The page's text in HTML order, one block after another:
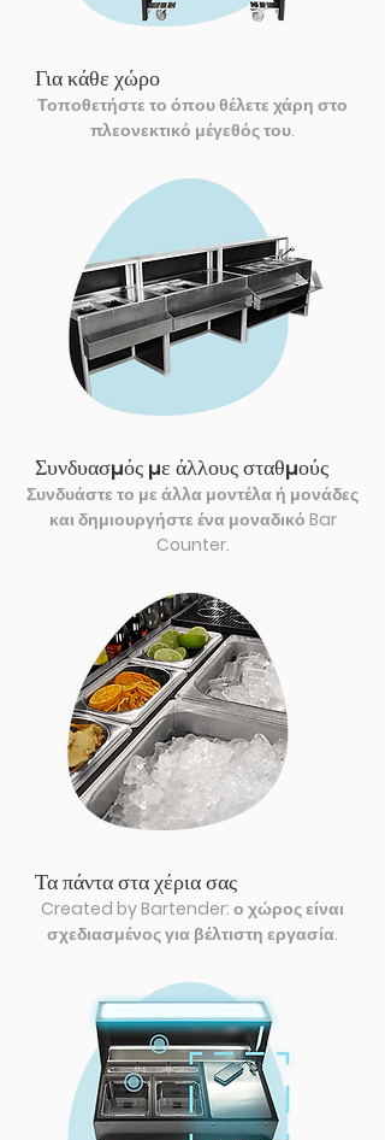
Για κάθε χώρο
Τοποθετήστε το όπου θέλετε χάρη στο
πλεονεκτικό μέγεθός του.
Συνδυασμός με άλλους σταθμούς
Συνδυάστε το με άλλα μοντέλα ή μονάδες
και δημιουργήστε ένα μοναδικό Bar
Counter.
Τα πάντα στα χέρια σας
Created by Bartender: ο χώρος είναι
σχεδιασμένος για βέλτιστη εργασία.